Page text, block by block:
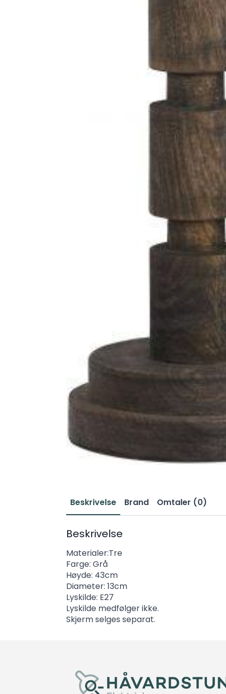
Beskrivelse Brand Omtaler (0)
Beskrivelse
Materialer:Tre
Farge: Grå
Høyde: 43cm
Diameter: 13cm
Lyskilde: E27
Lyskilde medfølger ikke.
Skjerm selges separat.